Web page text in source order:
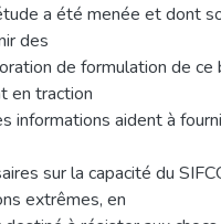
a été menée et dont
des
de formulation de
en traction
informations aident à
sur la capacité du
extrêmes, en